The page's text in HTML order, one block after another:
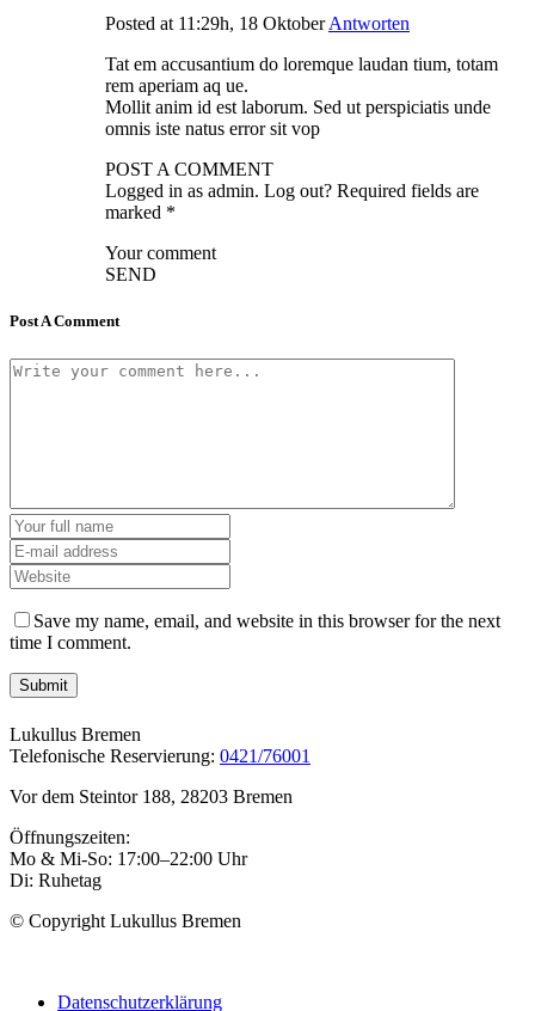
Posted at 11:29h, 18 Oktober Antworten
Tat em accusantium do loremque laudan tium, totam
rem aperiam aq ue.
Mollit anim id est laborum. Sed ut perspiciatis unde
omnis iste natus error sit vop
POST A COMMENT
Logged in as admin. Log out? Required fields are
marked *
Your comment
SEND
Post A Comment
Save my name, email, and website in this browser for the next
time I comment.
Lukullus Bremen
Telefonische Reservierung: 0421/76001
Vor dem Steintor 188, 28203 Bremen
Öffnungszeiten:
Mo & Mi-So: 17:00–22:00 Uhr
Di: Ruhetag
© Copyright Lukullus Bremen
Datenschutzerklärung